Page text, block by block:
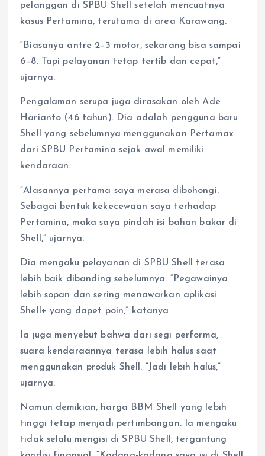
pelanggan di SPBU Shell setelah mencuatnya
kasus Pertamina, terutama di area Karawang.
“Biasanya antre 2–3 motor, sekarang bisa sampai
6–8. Tapi pelayanan tetap tertib dan cepat,”
ujarnya.
Pengalaman serupa juga dirasakan oleh Ade
Harianto (46 tahun). Dia adalah pengguna baru
Shell yang sebelumnya menggunakan Pertamax
dari SPBU Pertamina sejak awal memiliki
kendaraan.
“Alasannya pertama saya merasa dibohongi.
Sebagai bentuk kekecewaan saya terhadap
Pertamina, maka saya pindah isi bahan bakar di
Shell,” ujarnya.
Dia mengaku pelayanan di SPBU Shell terasa
lebih baik dibanding sebelumnya. “Pegawainya
lebih sopan dan sering menawarkan aplikasi
Shell+ yang dapet poin,” katanya.
Ia juga menyebut bahwa dari segi performa,
suara kendaraannya terasa lebih halus saat
menggunakan produk Shell. “Jadi lebih halus,”
ujarnya.
Namun demikian, harga BBM Shell yang lebih
tinggi tetap menjadi pertimbangan. Ia mengaku
tidak selalu mengisi di SPBU Shell, tergantung